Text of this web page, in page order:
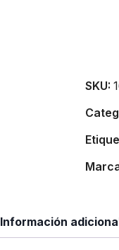
SKU:
Información